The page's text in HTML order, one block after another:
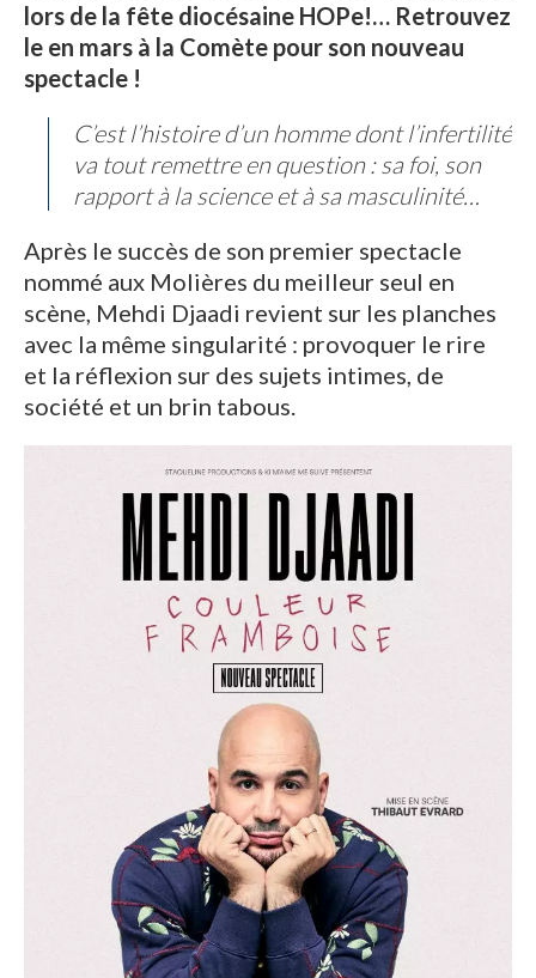
lors de la fête diocésaine HOPe!… Retrouvez
le en mars à la Comète pour son nouveau
spectacle !
C’est l’histoire d’un homme dont l’infertilité
va tout remettre en question : sa foi, son
rapport à la science et à sa masculinité…
Après le succès de son premier spectacle
nommé aux Molières du meilleur seul en
scène, Mehdi Djaadi revient sur les planches
avec la même singularité : provoquer le rire
et la réflexion sur des sujets intimes, de
société et un brin tabous.